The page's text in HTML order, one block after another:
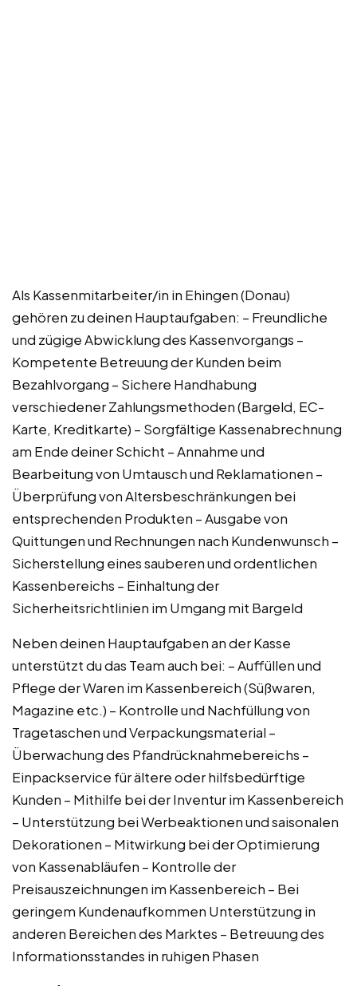
Als Kassenmitarbeiter/in in Ehingen (Donau)
gehören zu deinen Hauptaufgaben: – Freundliche
und zügige Abwicklung des Kassenvorgangs –
Kompetente Betreuung der Kunden beim
Bezahlvorgang – Sichere Handhabung
verschiedener Zahlungsmethoden (Bargeld, EC-
Karte, Kreditkarte) – Sorgfältige Kassenabrechnung
am Ende deiner Schicht – Annahme und
Bearbeitung von Umtausch und Reklamationen –
Überprüfung von Altersbeschränkungen bei
entsprechenden Produkten – Ausgabe von
Quittungen und Rechnungen nach Kundenwunsch –
Sicherstellung eines sauberen und ordentlichen
Kassenbereichs – Einhaltung der
Sicherheitsrichtlinien im Umgang mit Bargeld
Neben deinen Hauptaufgaben an der Kasse
unterstützt du das Team auch bei: – Auffüllen und
Pflege der Waren im Kassenbereich (Süßwaren,
Magazine etc.) – Kontrolle und Nachfüllung von
Tragetaschen und Verpackungsmaterial –
Überwachung des Pfandrücknahmebereichs –
Einpackservice für ältere oder hilfsbedürftige
Kunden – Mithilfe bei der Inventur im Kassenbereich
– Unterstützung bei Werbeaktionen und saisonalen
Dekorationen – Mitwirkung bei der Optimierung
von Kassenabläufen – Kontrolle der
Preisauszeichnungen im Kassenbereich – Bei
geringem Kundenaufkommen Unterstützung in
anderen Bereichen des Marktes – Betreuung des
Informationsstandes in ruhigen Phasen